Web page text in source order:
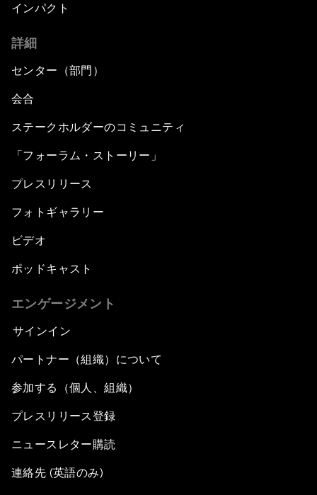
インパクト
詳細
センター（部門）
会合
ステークホルダーのコミュニティ
「フォーラム・ストーリー」
プレスリリース
フォトギャラリー
ビデオ
ポッドキャスト
エンゲージメント
サインイン
パートナー（組織）について
参加する（個人、組織）
プレスリリース登録
ニュースレター購読
連絡先 (英語のみ)